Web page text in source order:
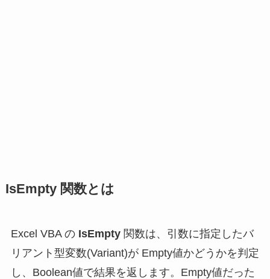
IsEmpty 関数とは
Excel VBA の IsEmpty関数は、引数に指定したバ
リアント型変数(Variant)が Empty値かどうかを判定
し、Boolean値で結果を返します。Empty値だった